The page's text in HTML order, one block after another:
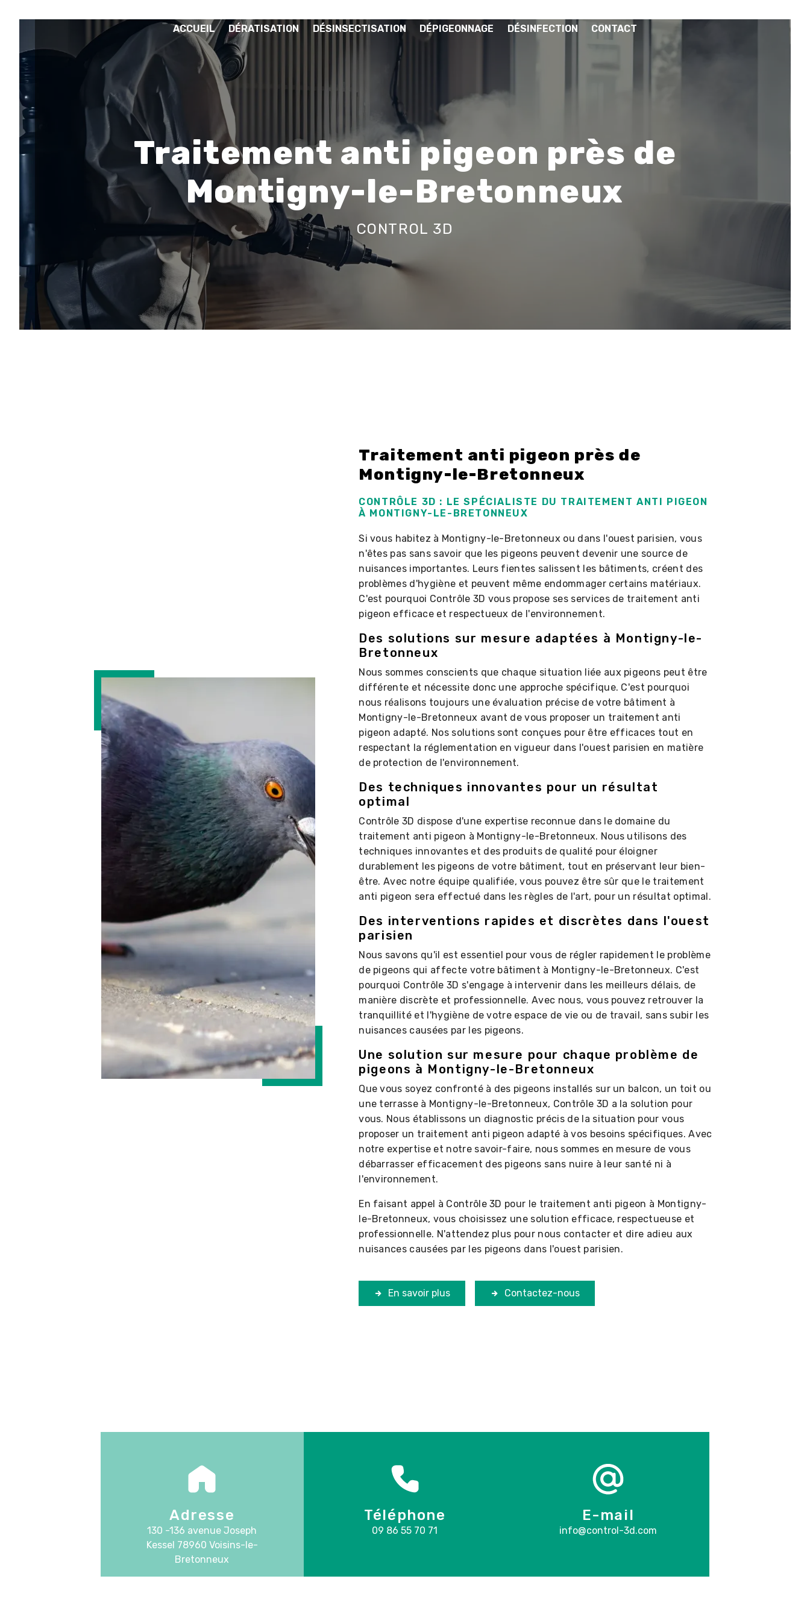
ACCUEIL DÉRATISATION DÉSINSECTISATION DÉPIGEONNAGE DÉSINFECTION CONTACT
Traitement anti pigeon près de
Montigny-le-Bretonneux
CONTROL 3D
Traitement anti pigeon près de
Montigny-le-Bretonneux
CONTRÔLE 3D : LE SPÉCIALISTE DU TRAITEMENT ANTI PIGEON
À MONTIGNY-LE-BRETONNEUX
Si vous habitez à Montigny-le-Bretonneux ou dans l'ouest parisien, vous
n'êtes pas sans savoir que les pigeons peuvent devenir une source de
nuisances importantes. Leurs fientes salissent les bâtiments, créent des
problèmes d'hygiène et peuvent même endommager certains matériaux.
C'est pourquoi Contrôle 3D vous propose ses services de traitement anti
pigeon efficace et respectueux de l'environnement.
Des solutions sur mesure adaptées à Montigny-le-
Bretonneux
Nous sommes conscients que chaque situation liée aux pigeons peut être
différente et nécessite donc une approche spécifique. C'est pourquoi
nous réalisons toujours une évaluation précise de votre bâtiment à
Montigny-le-Bretonneux avant de vous proposer un traitement anti
pigeon adapté. Nos solutions sont conçues pour être efficaces tout en
respectant la réglementation en vigueur dans l'ouest parisien en matière
de protection de l'environnement.
Des techniques innovantes pour un résultat
optimal
Contrôle 3D dispose d'une expertise reconnue dans le domaine du
traitement anti pigeon à Montigny-le-Bretonneux. Nous utilisons des
techniques innovantes et des produits de qualité pour éloigner
durablement les pigeons de votre bâtiment, tout en préservant leur bien-
être. Avec notre équipe qualifiée, vous pouvez être sûr que le traitement
anti pigeon sera effectué dans les règles de l'art, pour un résultat optimal.
Des interventions rapides et discrètes dans l'ouest
parisien
Nous savons qu'il est essentiel pour vous de régler rapidement le problème
de pigeons qui affecte votre bâtiment à Montigny-le-Bretonneux. C'est
pourquoi Contrôle 3D s'engage à intervenir dans les meilleurs délais, de
manière discrète et professionnelle. Avec nous, vous pouvez retrouver la
tranquillité et l'hygiène de votre espace de vie ou de travail, sans subir les
nuisances causées par les pigeons.
Une solution sur mesure pour chaque problème de
pigeons à Montigny-le-Bretonneux
Que vous soyez confronté à des pigeons installés sur un balcon, un toit ou
une terrasse à Montigny-le-Bretonneux, Contrôle 3D a la solution pour
vous. Nous établissons un diagnostic précis de la situation pour vous
proposer un traitement anti pigeon adapté à vos besoins spécifiques. Avec
notre expertise et notre savoir-faire, nous sommes en mesure de vous
débarrasser efficacement des pigeons sans nuire à leur santé ni à
l'environnement.
En faisant appel à Contrôle 3D pour le traitement anti pigeon à Montigny-
le-Bretonneux, vous choisissez une solution efficace, respectueuse et
professionnelle. N'attendez plus pour nous contacter et dire adieu aux
nuisances causées par les pigeons dans l'ouest parisien.
En savoir plus Contactez-nous
Adresse
130 -136 avenue Joseph
Kessel 78960 Voisins-le-
Bretonneux
Téléphone
09 86 55 70 71
E-mail
info@control-3d.com